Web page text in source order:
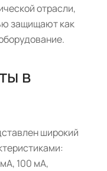
отрасли,
защищают как
в
широкий
100 мА,